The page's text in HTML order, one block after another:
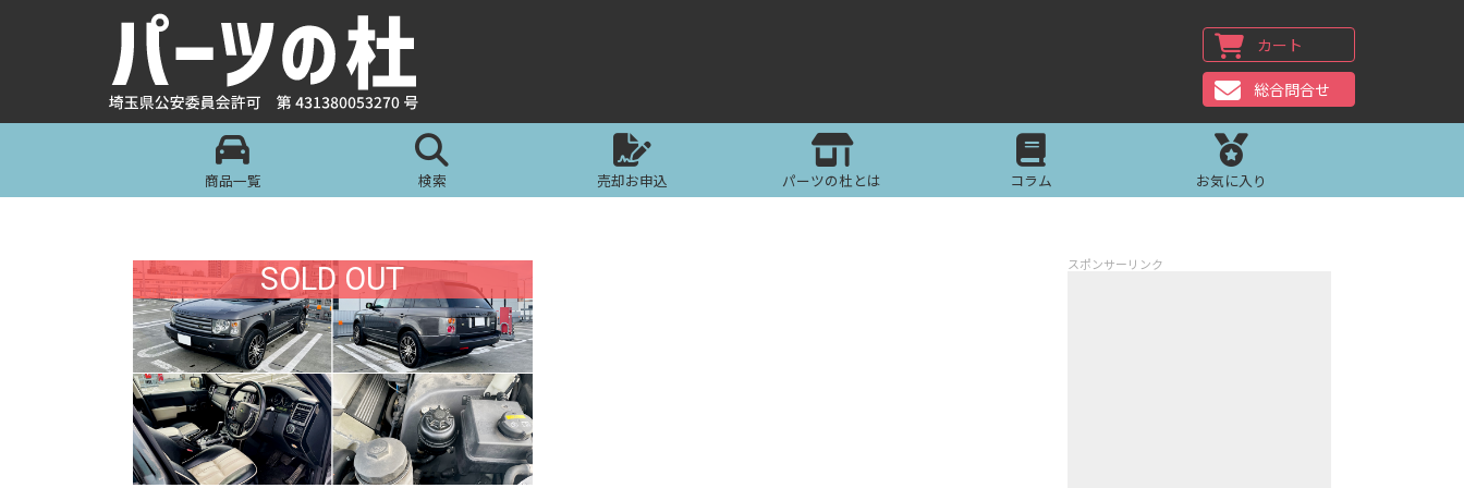
カート
総合問合せ
商品一覧 検索 売却お申込 パーツの杜とは コラム お気に入り
SOLD OUT スポンサーリンク